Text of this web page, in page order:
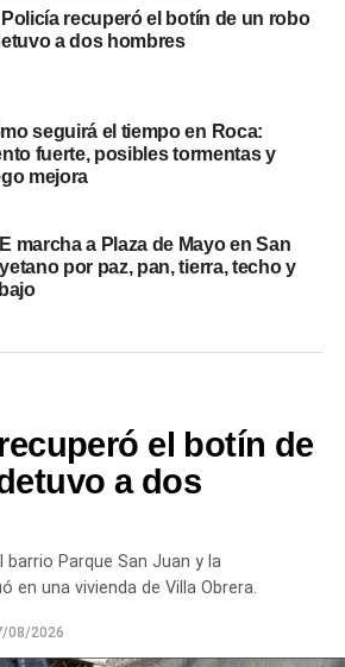
Policía recuperó el botín de un robo
a dos hombres
seguirá el tiempo en Roca:
fuerte, posibles tormentas y
mejora
marcha a Plaza de Mayo en San
por paz, pan, tierra, techo y
el botín de
a dos
barrio Parque San Juan y la
en una vivienda de Villa Obrera.
08/2026